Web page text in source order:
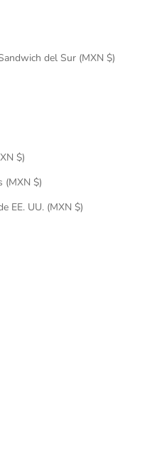
Islas Georgia del Sur y Sandwich del Sur (MXN $)
Islas Turcas y Caicos (MXN $)
Islas Vírgenes Británicas (MXN $)
Islas menores alejadas de EE. UU. (MXN $)